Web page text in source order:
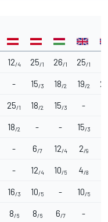
12/4 25/1 26/1 25/1
- 15/3 18/2 19/2
25/1 18/2 15/3 -
18/2 - - 15/3
- 6/7 12/4 2/9
- 12/4 10/5 4/8
16/3 10/5 - 10/5
8/6 8/6 6/7 -